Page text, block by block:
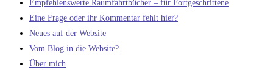
Empfehlenswerte Raumfahrtbücher – für Fortgeschrittene
Eine Frage oder ihr Kommentar fehlt hier?
Neues auf der Website
Vom Blog in die Website?
Über mich